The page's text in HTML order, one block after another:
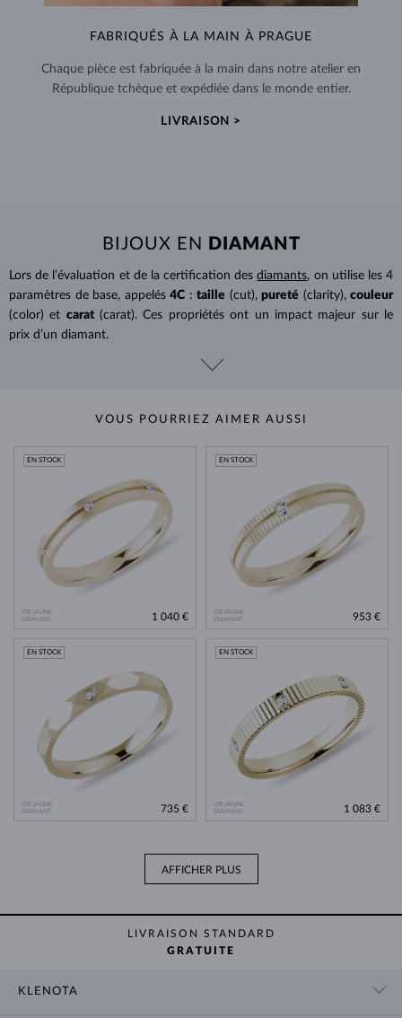
FABRIQUÉS À LA MAIN À PRAGUE
Chaque pièce est fabriquée à la main dans notre atelier en
République tchèque et expédiée dans le monde entier.
LIVRAISON >
BIJOUX EN DIAMANT
Lors de l’évaluation et de la certification desdiamants, on utilise les 4
paramètres de base, appelés 4C : taille (cut), pureté (clarity), couleur
(color) et carat (carat). Ces propriétés ont un impact majeur sur le
prix d’un diamant.
VOUS POURRIEZ AIMER AUSSI
OR JAUNE
DIAMANT
EN STOCK
1 040 €
OR JAUNE
DIAMANT
EN STOCK
953 €
OR JAUNE
DIAMANT
EN STOCK
735 €
OR JAUNE
DIAMANT
EN STOCK
1 083 €
AFFICHER PLUS
LIVRAISON STANDARD
GRATUITE
KLENOTA